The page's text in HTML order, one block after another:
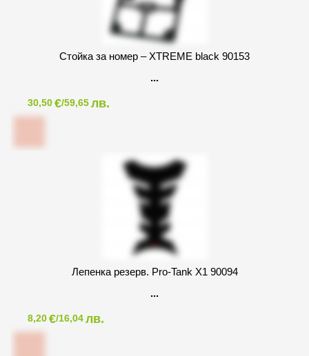
Стойка за номер – XTREME black 90153
30,50€/59,65лв.
Лепенка резерв. Pro-Tank X1 90094
8,20€/16,04лв.